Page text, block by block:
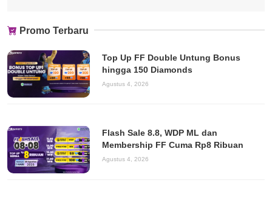
Promo Terbaru
Top Up FF Double Untung Bonus
hingga 150 Diamonds
Agustus 4, 2026
Flash Sale 8.8, WDP ML dan
Membership FF Cuma Rp8 Ribuan
Agustus 4, 2026